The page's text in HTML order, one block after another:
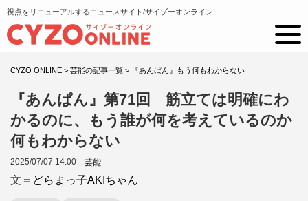
視点をリニューアルするニュースサイト/サイゾーオンライン
CYZO ONLINE > 芸能の記事一覧 > 『あんぱん』もう何もわからない
『あんぱん』第71回 筋立ては明確にわ
かるのに、もう誰が何を考えているのか
何もわからない
2025/07/07 14:00 芸能
文＝ どらまっ子AKIちゃん